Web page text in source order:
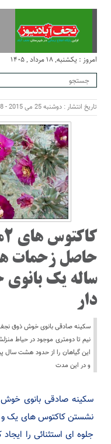
امروز : یکشنبه, ۱۸ مرداد , ۱۴۰۵
تاریخ انتشار : دوشنبه 25 می 2015 - 12:58
حاصل زحمات
ساله یک بانوی
دار
سکینه صادقی بانوی خوش ذوق
نیم تا دومتری موجود در حیاط
این گیاهان را از حدود هشت سال
و در این مدت
سکینه صادقی بانوی
نشستن کاکتوس های یک و
جلوه ای استثنائی را